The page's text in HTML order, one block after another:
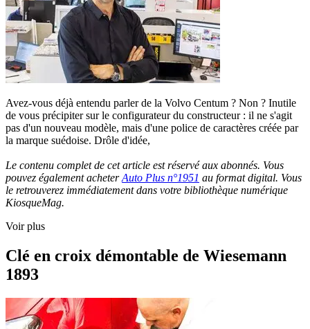
Avez-vous déjà entendu parler de la Volvo Centum ? Non ? Inutile
de vous précipiter sur le configurateur du constructeur : il ne s'agit
pas d'un nouveau modèle, mais d'une police de caractères créée par
la marque suédoise. Drôle d'idée,
Le contenu complet de cet article est réservé aux abonnés. Vous
pouvez également acheterAuto Plus n°1951 au format digital. Vous
le retrouverez immédiatement dans votre bibliothèque numérique
KiosqueMag.
Voir plus
Clé en croix démontable de Wiesemann
1893